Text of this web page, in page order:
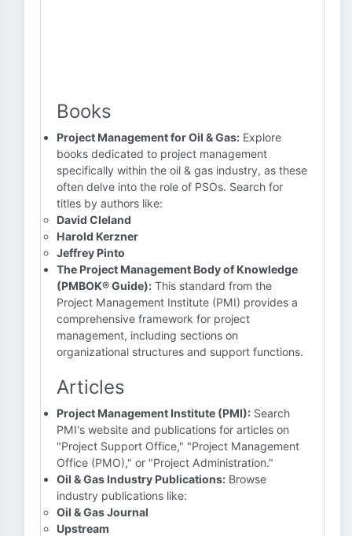
Books
Project Management for Oil & Gas: Explore
books dedicated to project management
specifically within the oil & gas industry, as these
often delve into the role of PSOs. Search for
titles by authors like:
David Cleland
Harold Kerzner
Jeffrey Pinto
The Project Management Body of Knowledge
(PMBOK® Guide): This standard from the
Project Management Institute (PMI) provides a
comprehensive framework for project
management, including sections on
organizational structures and support functions.
Articles
Project Management Institute (PMI): Search
PMI's website and publications for articles on
"Project Support Office," "Project Management
Office (PMO)," or "Project Administration."
Oil & Gas Industry Publications: Browse
industry publications like:
Oil & Gas Journal
Upstream